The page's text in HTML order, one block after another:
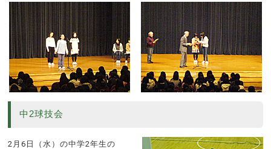
中2球技会
2月6日（水）の中学2年生の